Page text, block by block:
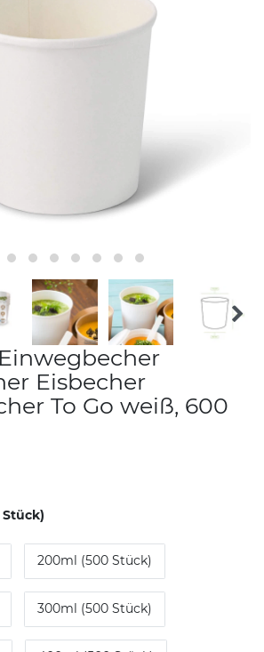
Eisbecher
To Go weiß, 600
200ml (500 Stück)
300ml (500 Stück)